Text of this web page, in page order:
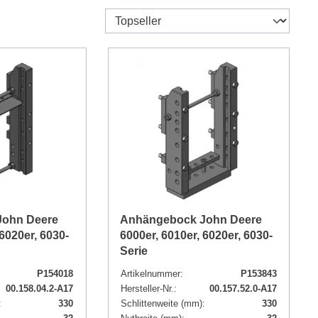
Deere
6030-
P154018
00.158.04.2-A17
330
Anhängebock John Deere
6000er, 6010er, 6020er, 6030-
Serie
Artikelnummer:
P153843
Hersteller-Nr.:
00.157.52.0-A17
Schlittenweite (mm):
330